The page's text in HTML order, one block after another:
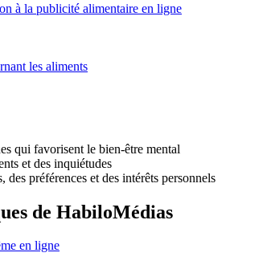
à la publicité alimentaire en ligne
les aliments
qui favorisent le bien-être mental
et des inquiétudes
des préférences et des intérêts personnels
de HabiloMédias
en ligne